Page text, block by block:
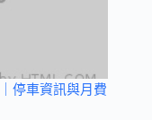
停車資訊與月費